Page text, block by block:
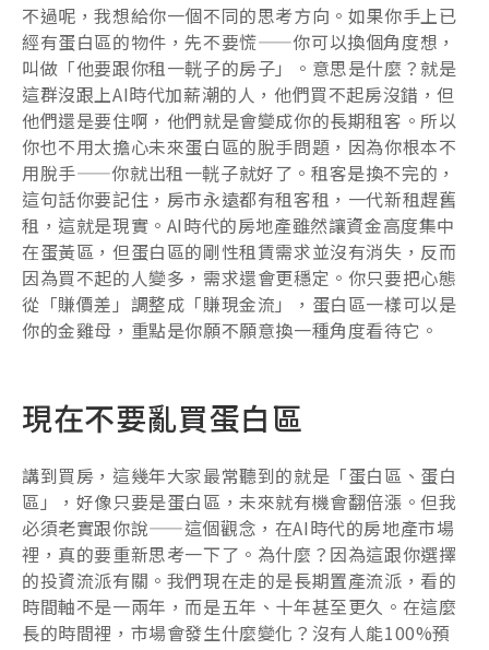
不過呢，我想給你一個不同的思考方向。如果你手上已
經有蛋白區的物件，先不要慌——你可以換個角度想，
叫做「他要跟你租一輄子的房子」。意思是什麼？就是
這群沒跟上AI時代加薪潮的人，他們買不起房沒錯，但
他們還是要住啊，他們就是會變成你的長期租客。所以
你也不用太擔心未來蛋白區的脫手問題，因為你根本不
用脫手——你就出租一輄子就好了。租客是換不完的，
這句話你要記住，房市永遠都有租客租，一代新租趕舊
租，這就是現實。AI時代的房地產雖然讓資金高度集中
在蛋黃區，但蛋白區的剛性租賃需求並沒有消失，反而
因為買不起的人變多，需求還會更穩定。你只要把心態
從「賺價差」調整成「賺現金流」，蛋白區一樣可以是
你的金雞母，重點是你願不願意換一種角度看待它。
現在不要亂買蛋白區
講到買房，這幾年大家最常聽到的就是「蛋白區、蛋白
區」，好像只要是蛋白區，未來就有機會翻倍漲。但我
必須老實跟你說——這個觀念，在AI時代的房地產市場
裡，真的要重新思考一下了。為什麼？因為這跟你選擇
的投資流派有關。我們現在走的是長期置產流派，看的
時間軸不是一兩年，而是五年、十年甚至更久。在這麼
長的時間裡，市場會發生什麼變化？沒有人能100%預